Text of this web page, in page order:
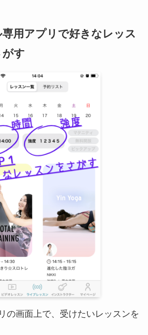
用アプリで好きなレッス
がす
の画面上で、受けたいレッスンを